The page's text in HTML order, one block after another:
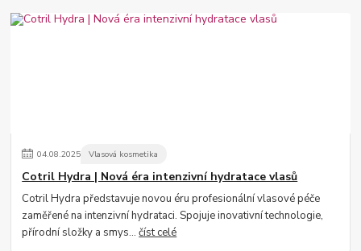
04.08.2025 Vlasová kosmetika
Cotril Hydra | Nová éra intenzivní hydratace vlasů
Cotril Hydra představuje novou éru profesionální vlasové péče
zaměřené na intenzivní hydrataci. Spojuje inovativní technologie,
přírodní složky a smys...číst celé